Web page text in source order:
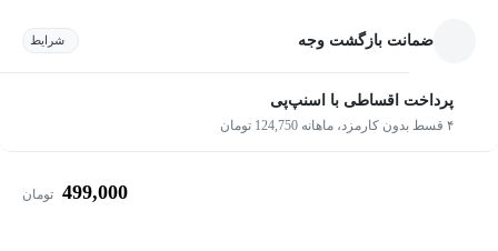
ضمانت بازگشت وجه شرایط
پرداخت اقساطی با اسنپ‌پی
۴ قسط بدون کارمزد، ماهانه 124,750 تومان
499,000 تومان